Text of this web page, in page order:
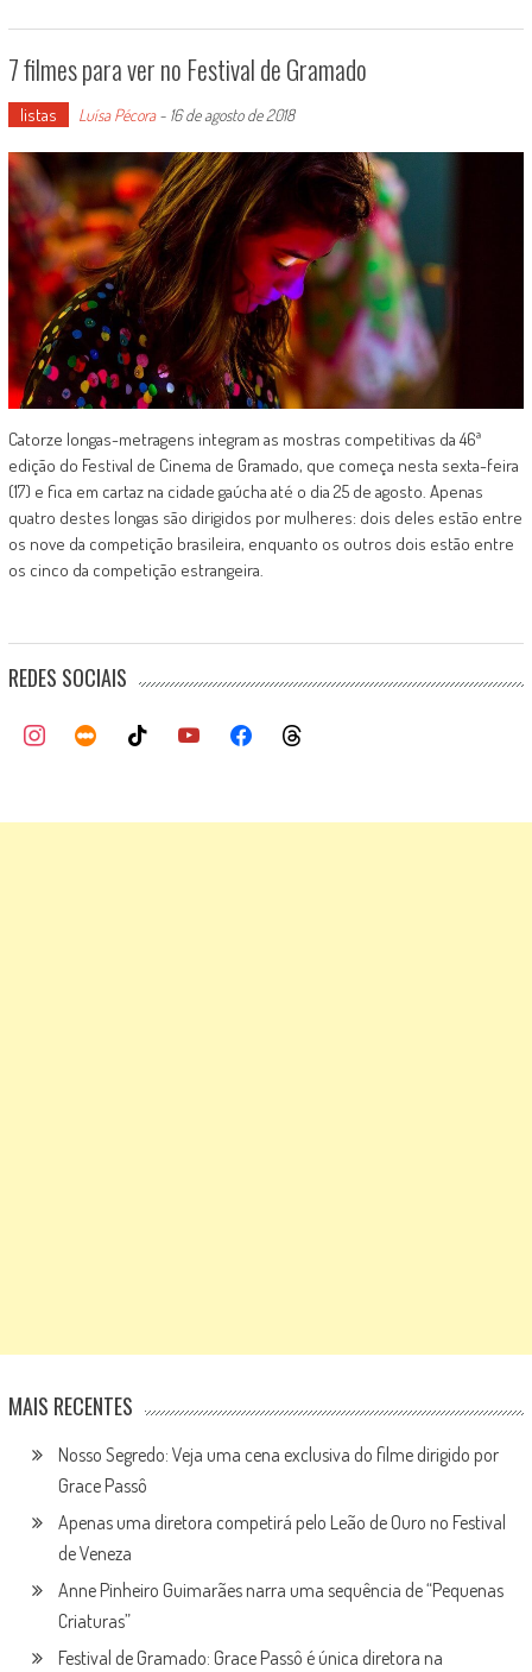
7 filmes para ver no Festival de Gramado
listas Luísa Pécora- 16 de agosto de 2018
Catorze longas-metragens integram as mostras competitivas da 46ª
edição do Festival de Cinema de Gramado, que começa nesta sexta-feira
(17) e fica em cartaz na cidade gaúcha até o dia 25 de agosto. Apenas
quatro destes longas são dirigidos por mulheres: dois deles estão entre
os nove da competição brasileira, enquanto os outros dois estão entre
os cinco da competição estrangeira.
REDES SOCIAIS
MAIS RECENTES
Nosso Segredo: Veja uma cena exclusiva do filme dirigido por
Grace Passô
Apenas uma diretora competirá pelo Leão de Ouro no Festival
de Veneza
Anne Pinheiro Guimarães narra uma sequência de “Pequenas
Criaturas”
Festival de Gramado: Grace Passô é única diretora na